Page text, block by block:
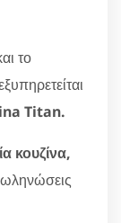
το
Titan.
κουζίνα,